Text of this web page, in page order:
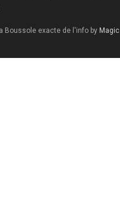
Boussole exacte de l'info by Magic